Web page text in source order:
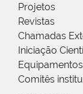
Projetos
Revistas
Chamadas
Iniciação
Comitês